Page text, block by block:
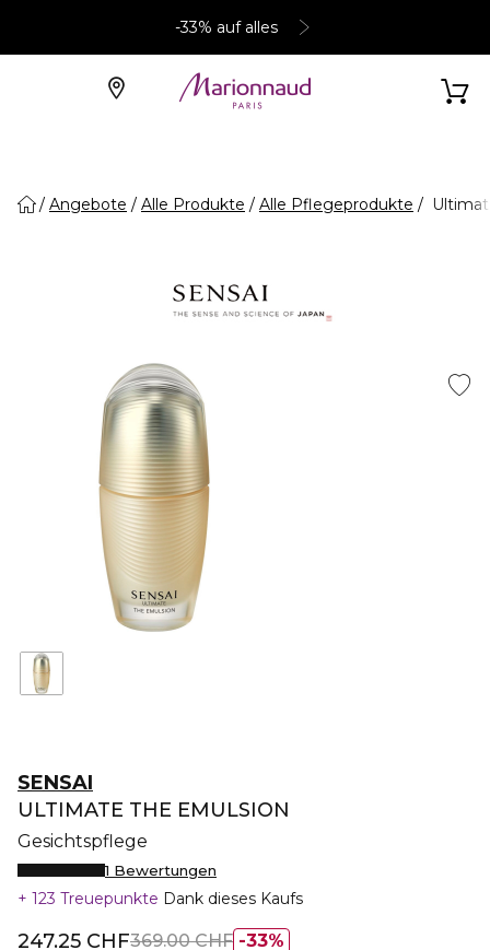
-33% auf alles
Angebote Alle Produkte Alle Pflegeprodukte
SENSAI
ULTIMATE THE EMULSION
Gesichtspflege
1 Bewertungen
123 Treuepunkte Dank dieses Kaufs
33%
247.25 CHF369.00 CHF